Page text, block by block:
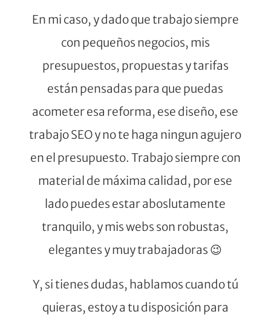
En mi caso, y dado que trabajo siempre
con pequeños negocios, mis
presupuestos, propuestas y tarifas
están pensadas para que puedas
acometer esa reforma, ese diseño, ese
trabajo SEO y no te haga ningun agujero
en el presupuesto. Trabajo siempre con
material de máxima calidad, por ese
lado puedes estar aboslutamente
tranquilo, y mis webs son robustas,
elegantes y muy trabajadoras 😉
Y, si tienes dudas, hablamos cuando tú
quieras, estoy a tu disposición para